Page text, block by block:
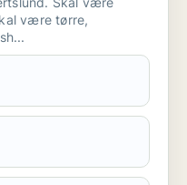
være tørre,